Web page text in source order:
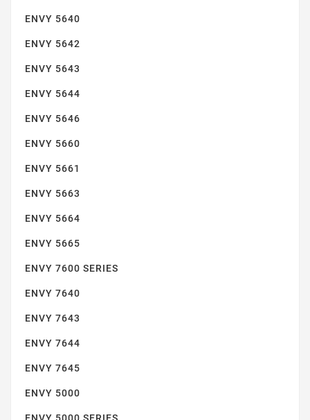
ENVY 5640
ENVY 5642
ENVY 5643
ENVY 5644
ENVY 5646
ENVY 5660
ENVY 5661
ENVY 5663
ENVY 5664
ENVY 5665
ENVY 7600 SERIES
ENVY 7640
ENVY 7643
ENVY 7644
ENVY 7645
ENVY 5000